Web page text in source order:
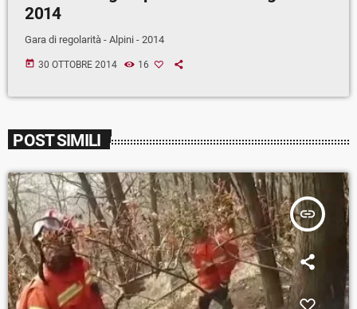
2014
Gara di regolarità - Alpini - 2014
today 30 OTTOBRE 2014 16
POST SIMILI
insert_link